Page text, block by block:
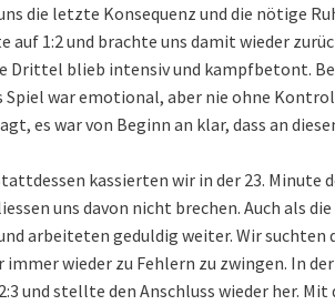
die letzte Konsequenz und die nötige
1:2 und brachte uns damit wieder
Drittel blieb intensiv und kampfbetont.
Spiel war emotional, aber nie ohne
es war von Beginn an klar, dass an
kassierten wir in der 23. Minute
uns davon nicht brechen. Auch als
arbeiteten geduldig weiter. Wir suchten
wieder zu Fehlern zu zwingen. In der
und stellte den Anschluss wieder her. Mit